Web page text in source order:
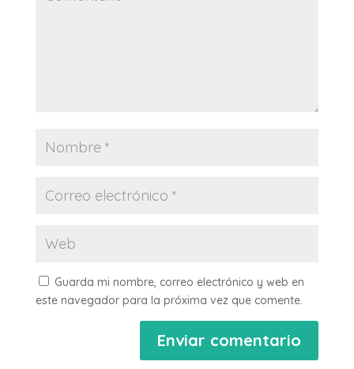
Guarda mi nombre, correo electrónico y web en
este navegador para la próxima vez que comente.